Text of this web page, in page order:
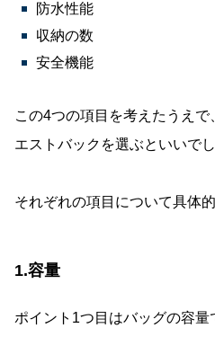
防水性能
収納の数
安全機能
この4つの項目を考えたうえ
エストバックを選ぶといいでし
それぞれの項目について具体
1.容量
ポイント1つ目はバッグの容量